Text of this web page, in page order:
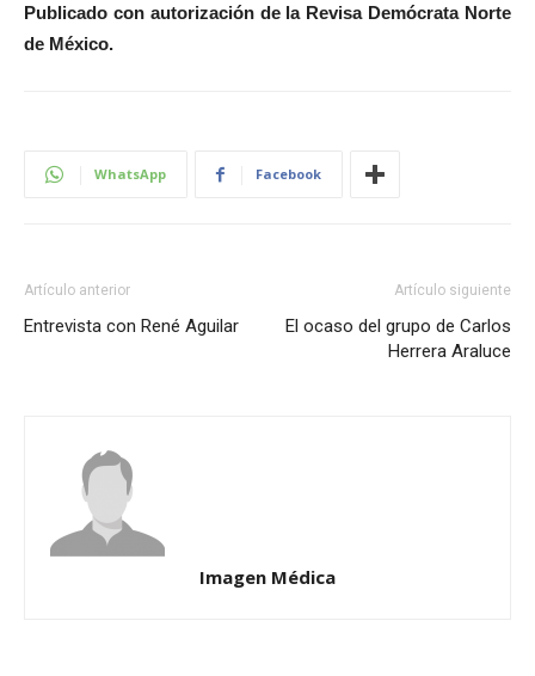
Publicado con autorización de la Revisa Demócrata Norte
de México.
WhatsApp Facebook
Artículo anterior
Entrevista con René Aguilar
Artículo siguiente
El ocaso del grupo de Carlos
Herrera Araluce
Imagen Médica